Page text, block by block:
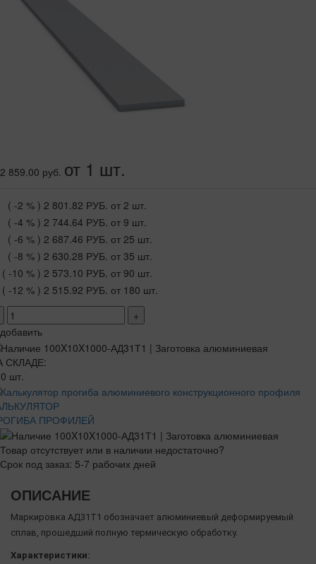
2 859.00 руб. от 1 шт.
( -2 % ) 2 801.82 РУБ. от 2 шт.
( -4 % ) 2 744.64 РУБ. от 9 шт.
( -6 % ) 2 687.46 РУБ. от 25 шт.
( -8 % ) 2 630.28 РУБ. от 35 шт.
( -10 % ) 2 573.10 РУБ. от 90 шт.
( -12 % ) 2 515.92 РУБ. от 180 шт.
+
добавить
СКЛАДЕ:
шт.
ПРОФИЛЕЙ
Товар отсутствует или в наличии недостаточно?
Срок под заказ: 5-7 рабочих дней
ОПИСАНИЕ
Маркировка АД31Т1 обозначает алюминиевый деформируемый
сплав, прошедший полную термическую обработку.
Характеристики: